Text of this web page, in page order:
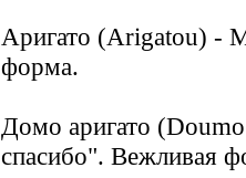
Аригато (Arigatou) -
форма.
Домо аригато
спасибо". Вежливая